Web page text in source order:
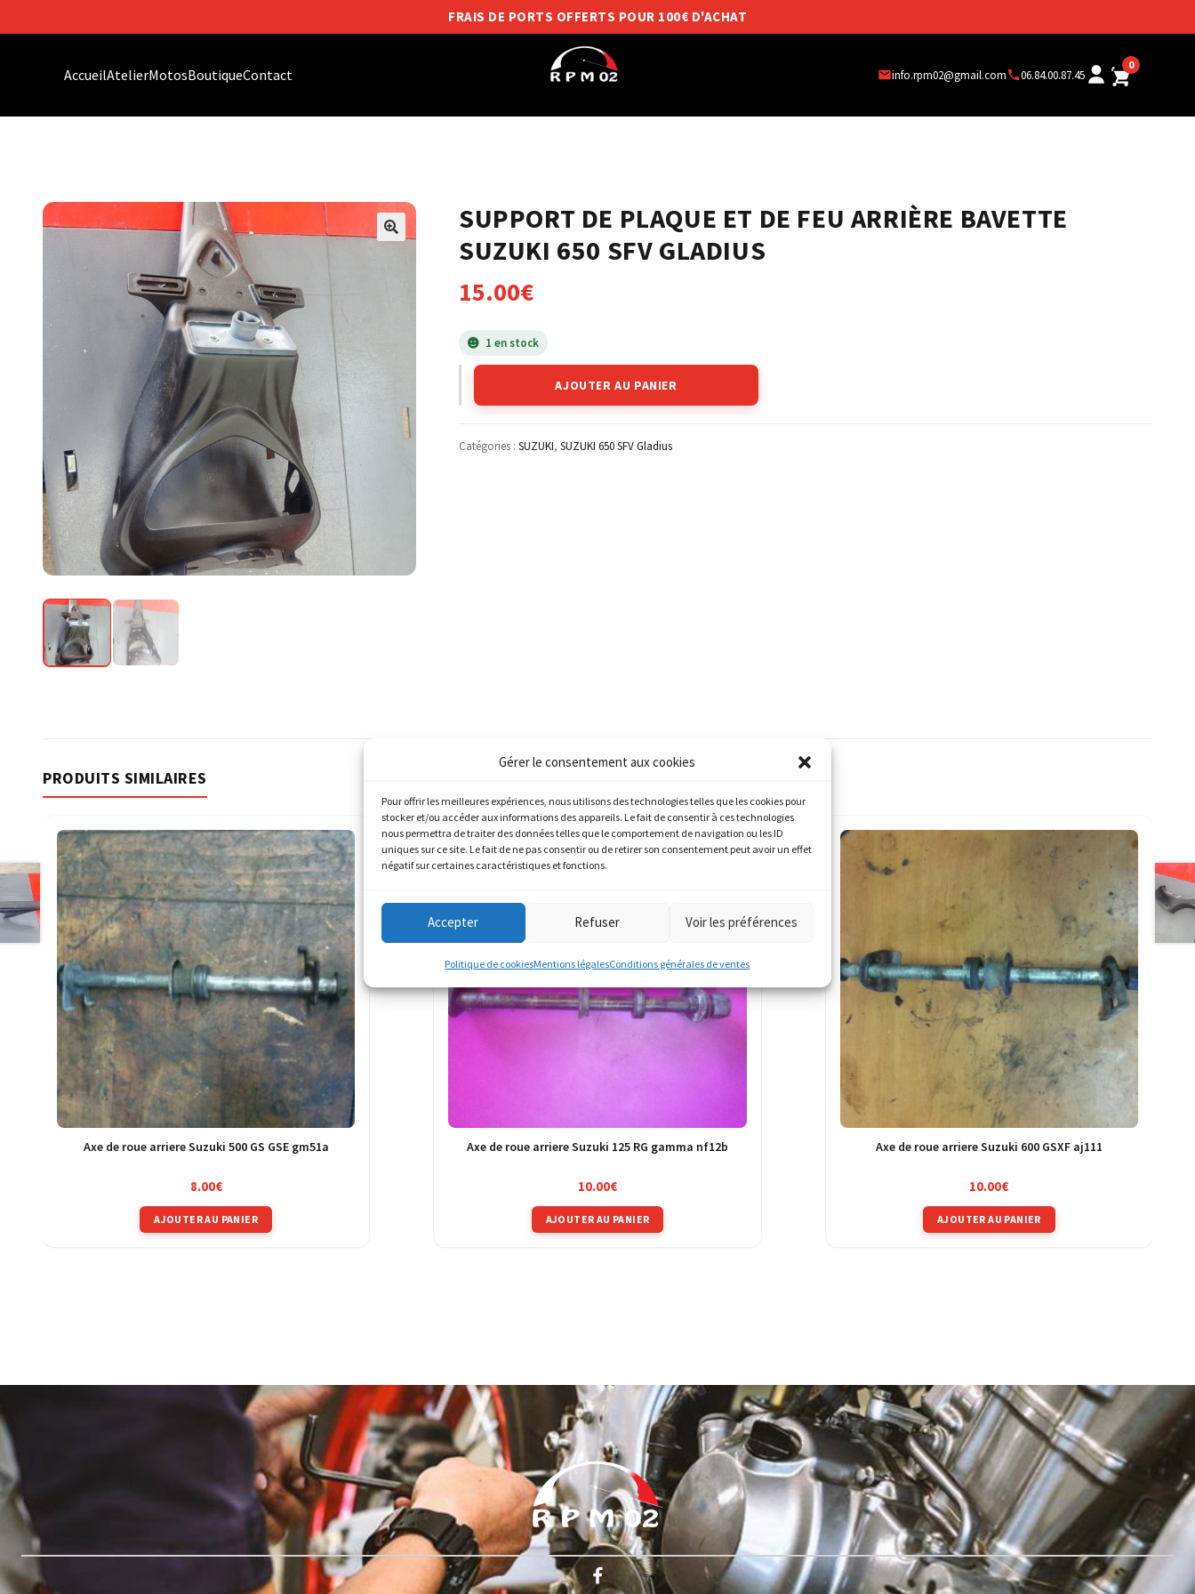
Gérer le consentement aux cookies
Pour offrir les meilleures expériences, nous utilisons des technologies telles que les cookies pour
stocker et/ou accéder aux informations des appareils. Le fait de consentir à ces technologies
nous permettra de traiter des données telles que le comportement de navigation ou les ID
uniques sur ce site. Le fait de ne pas consentir ou de retirer son consentement peut avoir un effet
négatif sur certaines caractéristiques et fonctions.
Accepter Refuser Voir les préférences
Politique de cookiesMentions légalesConditions générales de ventes
FRAIS DE PORTS OFFERTS POUR 100€ D'ACHAT
AccueilAtelierMotosBoutiqueContact info.rpm02@gmail.com 06.84.00.87.45
0
SUPPORT DE PLAQUE ET DE FEU ARRIÈRE BAVETTE
SUZUKI 650 SFV GLADIUS
15.00€
1 en stock
AJOUTER AU PANIER
Catégories : SUZUKI, SUZUKI 650 SFV Gladius
PRODUITS SIMILAIRES
Axe de roue arriere Suzuki 500 GS GSE gm51a
8.00€
AJOUTER AU PANIER
Axe de roue arriere Suzuki 125 RG gamma nf12b
10.00€
AJOUTER AU PANIER
Axe de roue arriere Suzuki 600 GSXF aj111
10.00€
AJOUTER AU PANIER